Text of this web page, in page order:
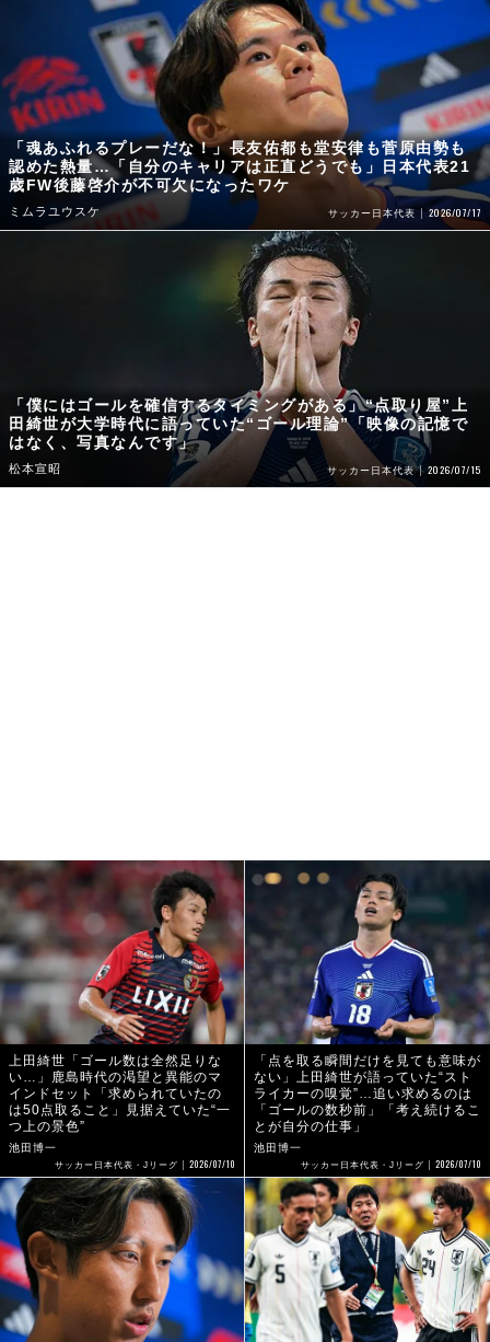
「魂あふれるプレーだな！」長友佑都も堂安律も菅原由勢も
認めた熱量…「自分のキャリアは正直どうでも」日本代表21
歳FW後藤啓介が不可欠になったワケ
ミムラユウスケ サッカー日本代表 2026/07/17
「僕にはゴールを確信するタイミングがある」“点取り屋”上
田綺世が大学時代に語っていた“ゴール理論”「映像の記憶で
はなく、写真なんです」
松本宣昭 サッカー日本代表 2026/07/15
上田綺世「ゴール数は全然足りな
い…」鹿島時代の渇望と異能のマ
インドセット「求められていたの
は50点取ること」見据えていた“一
つ上の景色”
池田博一
サッカー日本代表・Jリーグ 2026/07/10
「点を取る瞬間だけを見ても意味が
ない」上田綺世が語っていた“スト
ライカーの嗅覚”…追い求めるのは
「ゴールの数秒前」「考え続けるこ
とが自分の仕事」
池田博一
サッカー日本代表・Jリーグ 2026/07/10